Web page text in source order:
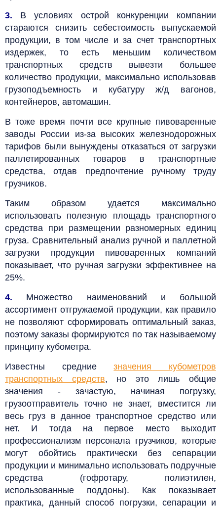
3. В условиях острой конкуренции компании
стараются снизить себестоимость выпускаемой
продукции, в том числе и за счет транспортных
издержек, то есть меньшим количеством
транспортных средств вывезти большее
количество продукции, максимально использовав
грузоподъемность и кубатуру ж/д вагонов,
контейнеров, автомашин.
В тоже время почти все крупные пивоваренные
заводы России из-за высоких железнодорожных
тарифов были вынуждены отказаться от загрузки
паллетированных товаров в транспортные
средства, отдав предпочтение ручному труду
грузчиков.
Таким образом удается максимально
использовать полезную площадь транспортного
средства при размещении разномерных единиц
груза. Сравнительный анализ ручной и паллетной
загрузки продукции пивоваренных компаний
показывает, что ручная загрузки эффективнее на
25%.
4. Множество наименований и большой
ассортимент отгружаемой продукции, как правило
не позволяют сформировать оптимальный заказ,
поэтому заказы формируются по так называемому
принципу кубометра.
Известны средниезначения кубометров
транспортных средств, но это лишь общие
значения - зачастую, начиная погрузку,
грузоотправитель точно не знает, вместится ли
весь груз в данное транспортное средство или
нет. И тогда на первое место выходит
профессионализм персонала грузчиков, которые
могут обойтись практически без сепарации
продукции и минимально использовать подручные
средства (гофротару, полиэтилен,
использованные поддоны). Как показывает
практика, данный способ погрузки, сепарации и